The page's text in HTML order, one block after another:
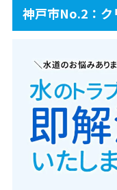
神戸市No.2：ク